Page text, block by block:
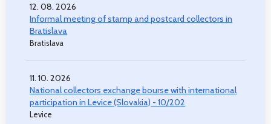
12. 08. 2026
Informal meeting of stamp and postcard collectors in
Bratislava
Bratislava
11. 10. 2026
National collectors exchange bourse with international
participation in Levice (Slovakia) - 10/202
Levice